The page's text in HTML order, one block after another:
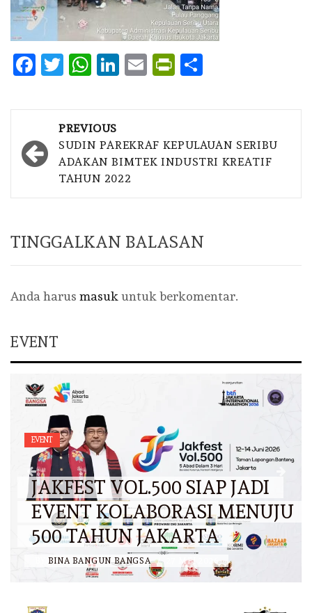
Facebook
Twitter
WhatsApp
LinkedIn
EmailPrintFriendly
navigation
PREVIOUS
SUDIN PAREKRAF KEPULAUAN SERIBU
ADAKAN BIMTEK INDUSTRI KREATIF
TAHUN 2022
TINGGALKAN BALASAN
Anda harus masuk untuk berkomentar.
EVENT
EVENT
JAKFEST VOL.500 SIAP JADI
EVENT KOLABORASI MENUJU
500 TAHUN JAKARTA
BINA BANGUN BANGSA / 27 MEI 2026